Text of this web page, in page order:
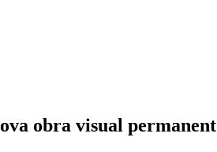
obra visual permanent